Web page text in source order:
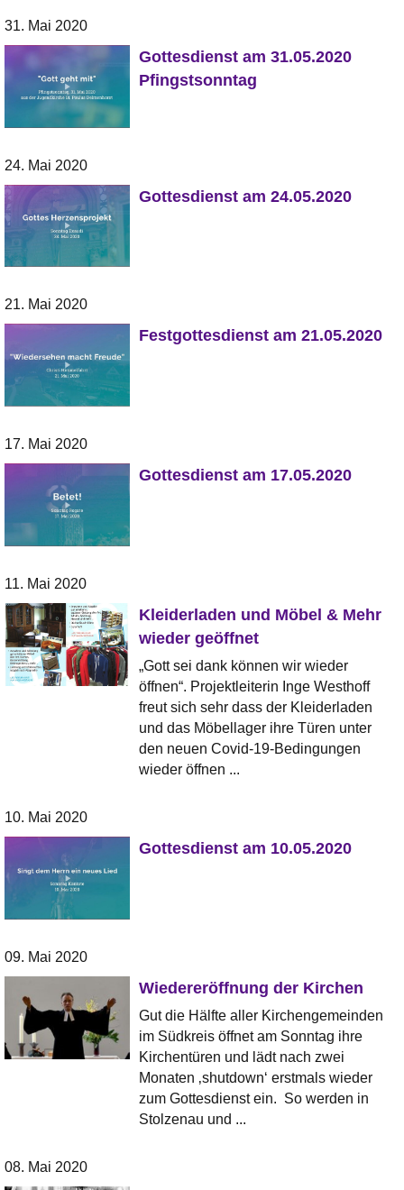
31. Mai 2020
Gottesdienst am 31.05.2020
Pfingstsonntag
24. Mai 2020
Gottesdienst am 24.05.2020
21. Mai 2020
Festgottesdienst am 21.05.2020
17. Mai 2020
Gottesdienst am 17.05.2020
11. Mai 2020
Kleiderladen und Möbel & Mehr
wieder geöffnet
„Gott sei dank können wir wieder
öffnen“. Projektleiterin Inge Westhoff
freut sich sehr dass der Kleiderladen
und das Möbellager ihre Türen unter
den neuen Covid-19-Bedingungen
wieder öffnen ...
10. Mai 2020
Gottesdienst am 10.05.2020
09. Mai 2020
Wiedereröffnung der Kirchen
Gut die Hälfte aller Kirchengemeinden
im Südkreis öffnet am Sonntag ihre
Kirchentüren und lädt nach zwei
Monaten ‚shutdown‘ erstmals wieder
zum Gottesdienst ein. So werden in
Stolzenau und ...
08. Mai 2020